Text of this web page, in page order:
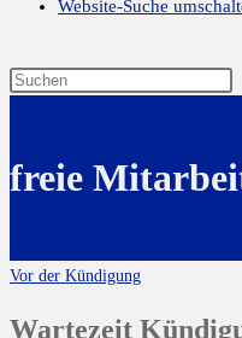
Website-Suche
freie
Vor der Kündigung
Wartezeit